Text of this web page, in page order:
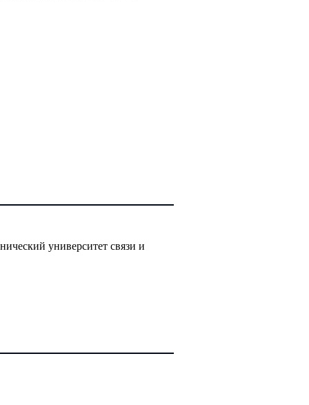
университет связи и